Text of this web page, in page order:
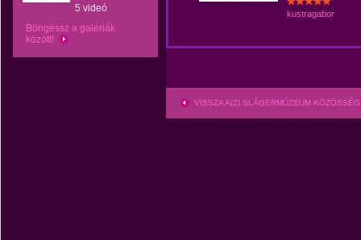
5 videó
Böngéssz a galériák
között!
kustragabor
VISSZA A(Z) SLÁGERMÚZEUM